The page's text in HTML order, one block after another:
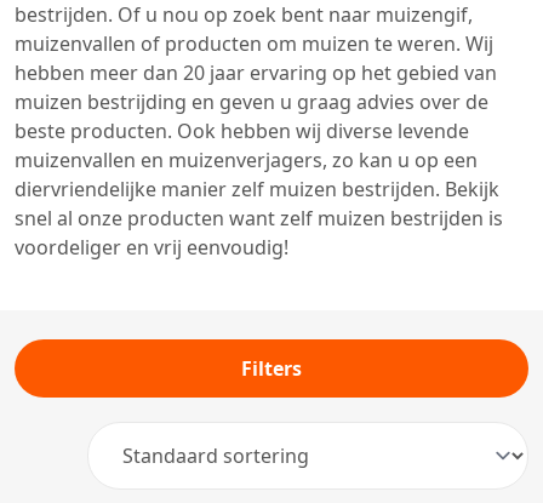
bestrijden. Of u nou op zoek bent naar muizengif,
muizenvallen of producten om muizen te weren. Wij
hebben meer dan 20 jaar ervaring op het gebied van
muizen bestrijding en geven u graag advies over de
beste producten. Ook hebben wij diverse levende
muizenvallen en muizenverjagers, zo kan u op een
diervriendelijke manier zelf muizen bestrijden. Bekijk
snel al onze producten want zelf muizen bestrijden is
voordeliger en vrij eenvoudig!
Filters